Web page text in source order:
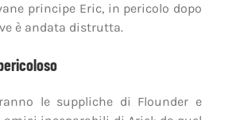
principe Eric, in pericolo dopo
è andata distrutta.
le suppliche di Flounder e